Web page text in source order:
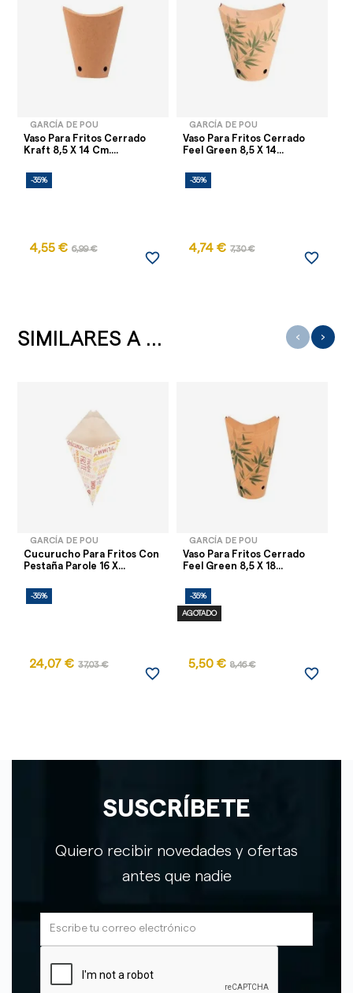
GARCÍA DE POU
Vaso Para Fritos Cerrado
Kraft 8,5 X 14 Cm....
-35%
4,55 € 6,99 €
favorite_border
GARCÍA DE POU
Vaso Para Fritos Cerrado
Feel Green 8,5 X 14...
-35%
4,74 € 7,30 €
favorite_border
SIMILARES A ...
GARCÍA DE POU
Cucurucho Para Fritos Con
Pestaña Parole 16 X...
-35%
24,07 € 37,03 €
favorite_border
GARCÍA DE POU
Vaso Para Fritos Cerrado
Feel Green 8,5 X 18...
-35%
AGOTADO
5,50 € 8,46 €
favorite_border
‹ ›
SUSCRÍBETE
Quiero recibir novedades y ofertas
antes que nadie